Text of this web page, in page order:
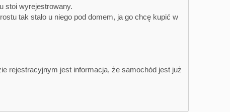
stoi wyrejestrowany.
tak stało u niego pod domem, ja go chcę kupić w
rejestracyjnym jest informacja, że samochód jest już